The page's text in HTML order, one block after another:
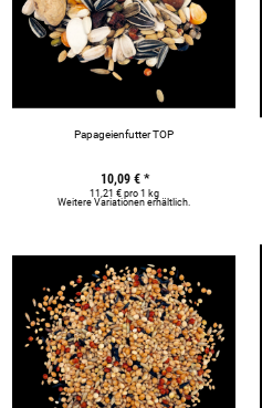
Papageienfutter TOP
10,09 €*
11,21 € pro 1 kg
Weitere Variationen erhältlich.